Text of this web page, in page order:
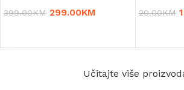
399.00KM 299.00KM 20.00KM
Učitajte više